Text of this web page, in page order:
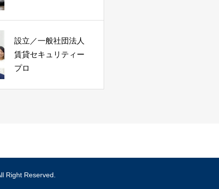
設立／一般社団法人
賃貸セキュリティー
プロ
Right Reserved.